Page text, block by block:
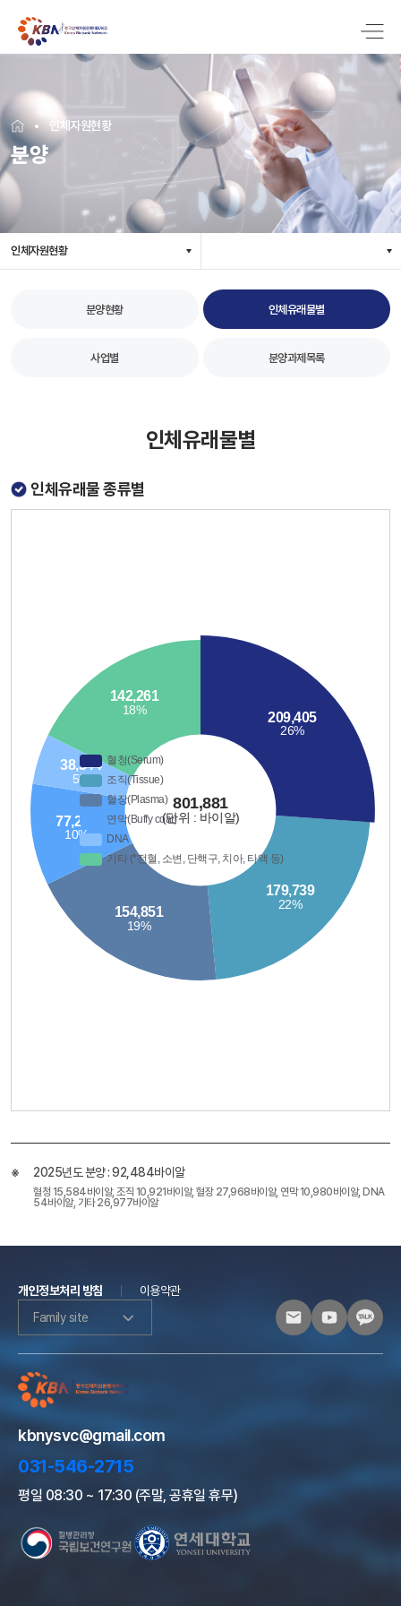
인체자원현황
분양
인체자원현황
분양현황 인체유래물별
사업별 분양과제목록
인체유래물별
인체유래물 종류별
2025년도 분양 : 92,484바이알
혈청 15,584바이알, 조직 10,921바이알, 혈장 27,968바이알, 연막 10,980바이알, DNA
54바이알, 기타 26,977바이알
개인정보처리 방침
이용약관
Family site
kbnysvc@gmail.com
031-546-2715
평일 08:30 ~ 17:30 (주말, 공휴일 휴무)